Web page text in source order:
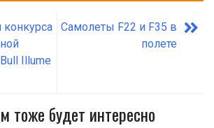
конкурса
Illume
Самолеты F22 и F35 в
полете
тоже будет интересно